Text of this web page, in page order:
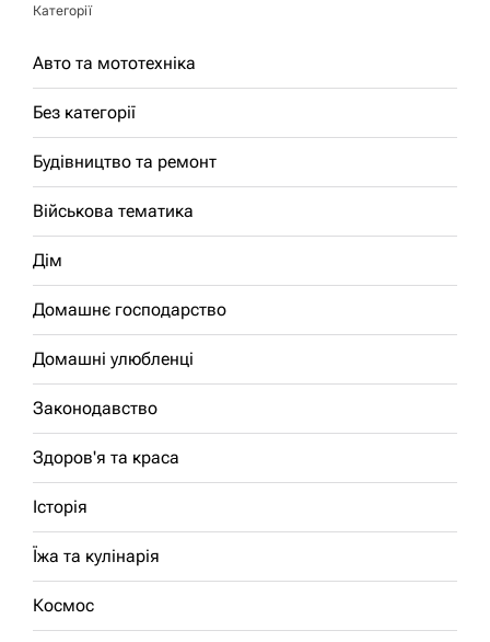
Категорії
Авто та мототехніка
Без категорії
Будівництво та ремонт
Військова тематика
Дім
Домашнє господарство
Домашні улюбленці
Законодавство
Здоров'я та краса
Історія
Їжа та кулінарія
Космос